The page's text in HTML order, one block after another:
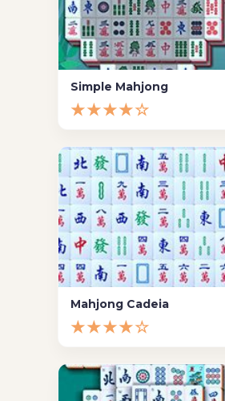
Simple Mahjong
★★★★☆
Mahjong Cadeia
★★★★☆